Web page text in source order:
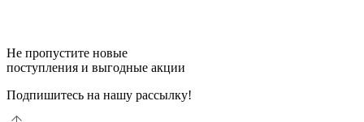
Не пропустите новые
поступления и выгодные акции
Подпишитесь на нашу рассылку!